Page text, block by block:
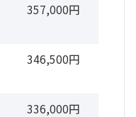
357,000円
346,500円
336,000円